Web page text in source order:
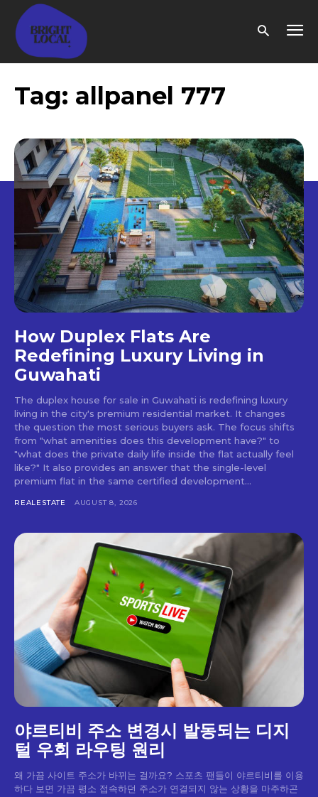
Tag: allpanel 777
How Duplex Flats Are
Redefining Luxury Living in
Guwahati
The duplex house for sale in Guwahati is redefining luxury
living in the city's premium residential market. It changes
the question the most serious buyers ask. The focus shifts
from "what amenities does this development have?" to
"what does the private daily life inside the flat actually feel
like?" It also provides an answer that the single-level
premium flat in the same certified development...
REALESTATE AUGUST 8, 2026
야르티비 주소 변경시 발동되는 디지
털 우회 라우팅 원리
왜 가끔 사이트 주소가 바뀌는 걸까요? 스포츠 팬들이 야르티비를 이용
하다 보면 가끔 평소 접속하던 주소가 연결되지 않는 상황을 마주하곤